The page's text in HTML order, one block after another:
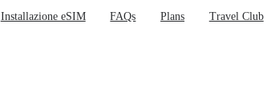
Installazione eSIM FAQs Plans Travel Club